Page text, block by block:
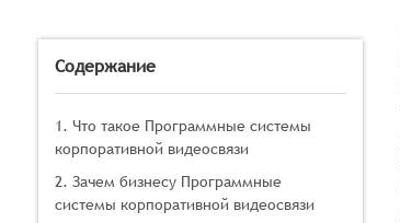
Содержание
1. Что такое Программные системы
корпоративной видеосвязи
2. Зачем бизнесу Программные
системы корпоративной видеосвязи